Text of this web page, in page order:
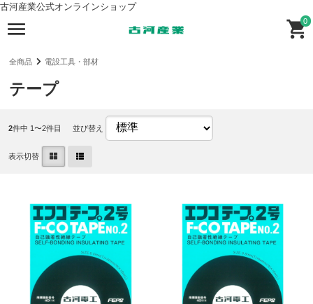
古河産業公式オンラインショップ
0
全商品 電設工具・部材
テープ
2件中 1〜2件目 並び替え
表示切替